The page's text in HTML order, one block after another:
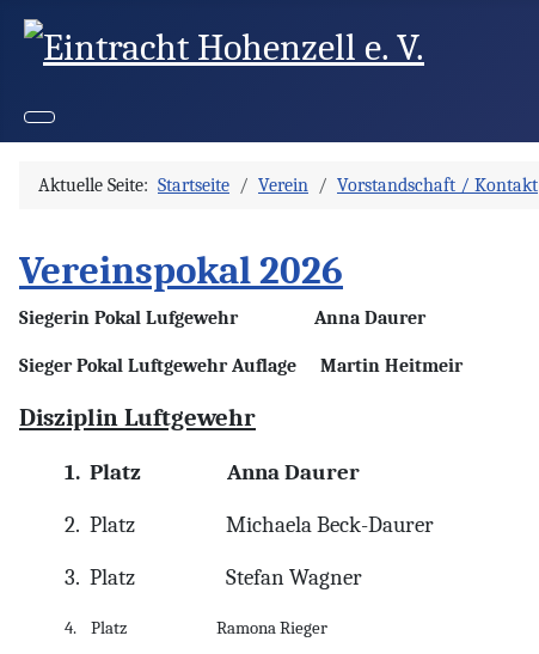
Aktuelle Seite: Startseite Verein Vorstandschaft / Kontakt
Vereinspokal 2026
Siegerin Pokal Lufgewehr Anna Daurer
Sieger Pokal Luftgewehr Auflage Martin Heitmeir
Disziplin Luftgewehr
1. Platz
Anna Daurer
2. Platz
Michaela Beck-Daurer
3. Platz Stefan Wagner
4. Platz Ramona Rieger